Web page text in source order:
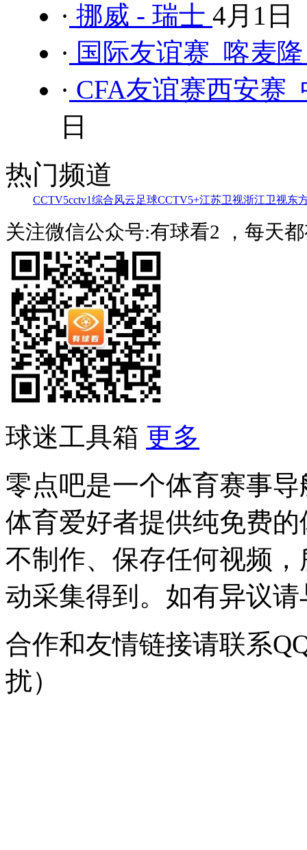
· 挪威 - 瑞士 4月1日
· 国际友谊赛 喀麦
· CFA友谊赛西安赛
日
热门频道
CCTV5cctv1综合风云足球CCTV5+江苏卫视浙江卫视东
关注微信公众号:有球看2 ，每天
球迷工具箱 更多
零点吧是一个体育赛事
体育爱好者提供纯免费
不制作、保存任何视频
动采集得到。如有异议
合作和友情链接请联系
扰）